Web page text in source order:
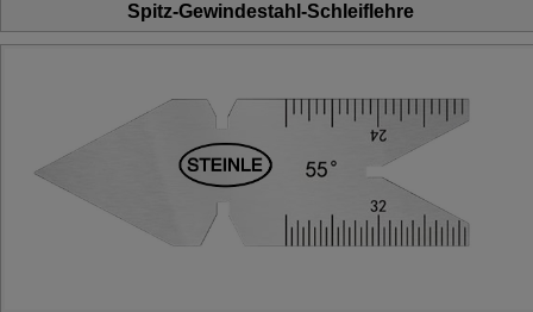
Spitz-Gewindestahl-Schleiflehre